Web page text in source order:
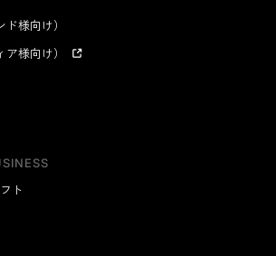
様向け）
様向け）
ト